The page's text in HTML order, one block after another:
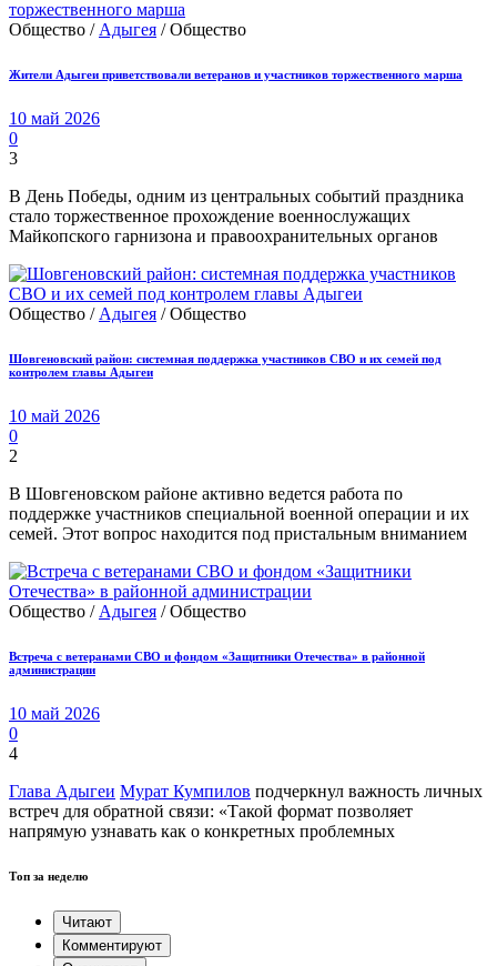
Общество / Адыгея / Общество
Жители Адыгеи приветствовали ветеранов и участников торжественного марша
10 май 2026
0
3
В День Победы, одним из центральных событий праздника
стало торжественное прохождение военнослужащих
Майкопского гарнизона и правоохранительных органов
Общество / Адыгея / Общество
Шовгеновский район: системная поддержка участников СВО и их семей под
контролем главы Адыгеи
10 май 2026
0
2
В Шовгеновском районе активно ведется работа по
поддержке участников специальной военной операции и их
семей. Этот вопрос находится под пристальным вниманием
Общество / Адыгея / Общество
Встреча с ветеранами СВО и фондом «Защитники Отечества» в районной
администрации
10 май 2026
0
4
Глава Адыгеи Мурат Кумпилов подчеркнул важность личных
встреч для обратной связи: «Такой формат позволяет
напрямую узнавать как о конкретных проблемных
Топ за неделю
Читают
Комментируют